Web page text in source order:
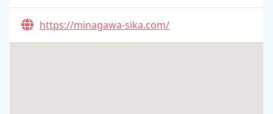
https://minagawa-sika.com/